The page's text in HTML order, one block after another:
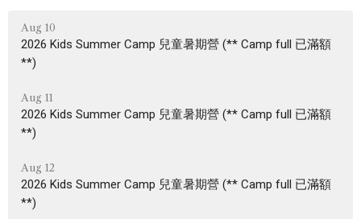
Aug 10
2026 Kids Summer Camp 兒童暑期營 (** Camp full 已滿額
**)
Aug 11
2026 Kids Summer Camp 兒童暑期營 (** Camp full 已滿額
**)
Aug 12
2026 Kids Summer Camp 兒童暑期營 (** Camp full 已滿額
**)